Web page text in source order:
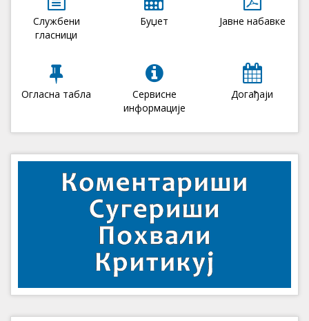
Службени
гласници
Буџет Јавне набавке
Огласна табла
Сервисне
информације
Догађаји